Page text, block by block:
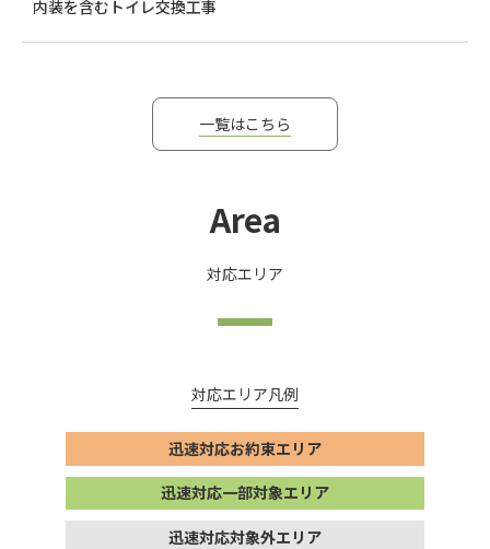
内装を含むトイレ交換工事
一覧はこちら
Area
対応エリア
対応エリア凡例
迅速対応お約束エリア
迅速対応一部対象エリア
迅速対応対象外エリア